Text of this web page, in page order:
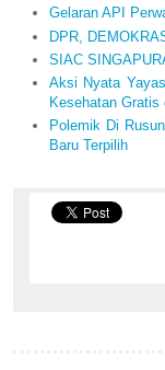
Gelaran API
DPR,
SIAC
Aksi Nyata
Kesehatan Gratis
Polemik Di
Baru Terpilih